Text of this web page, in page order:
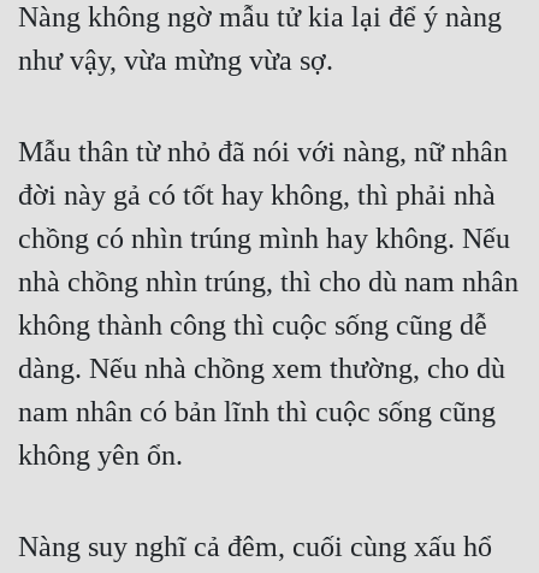
Nàng không ngờ mẫu tử kia lại để ý nàng
như vậy, vừa mừng vừa sợ.
Mẫu thân từ nhỏ đã nói với nàng, nữ nhân
đời này gả có tốt hay không, thì phải nhà
chồng có nhìn trúng mình hay không. Nếu
nhà chồng nhìn trúng, thì cho dù nam nhân
không thành công thì cuộc sống cũng dễ
dàng. Nếu nhà chồng xem thường, cho dù
nam nhân có bản lĩnh thì cuộc sống cũng
không yên ổn.
Nàng suy nghĩ cả đêm, cuối cùng xấu hổ